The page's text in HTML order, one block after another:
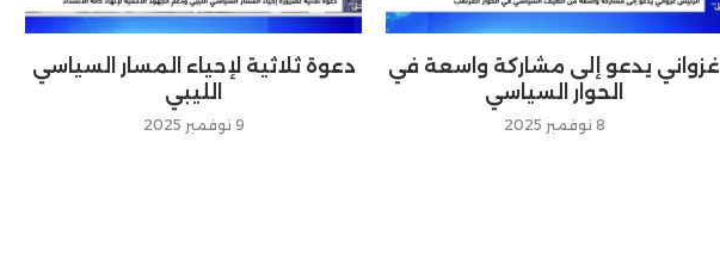
دعوة ثلاثية لإحياء المسار السياسي
الليبي
9 نوفمبر 2025
غزواني يدعو إلى مشاركة واسعة في
الحوار السياسي
8 نوفمبر 2025